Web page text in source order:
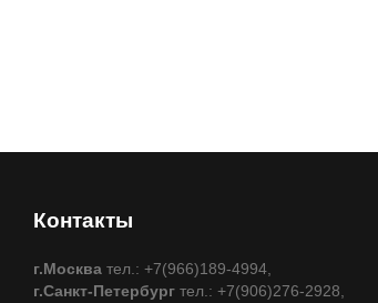
Контакты
г.Москва тел.: +7(966)189-4994,
г.Санкт-Петербург тел.: +7(906)276-2928,